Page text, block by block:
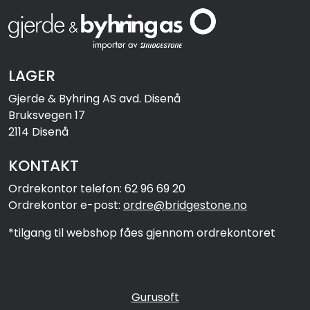
LAGER
Gjerde & Byhring AS avd. Disenå
Bruksvegen 17
2114 Disenå
KONTAKT
Ordrekontor telefon: 62 96 69 20
Ordrekontor e-post: ordre@bridgestone.no
*tilgang til webshop fåes gjennom ordrekontoret
Gurusoft